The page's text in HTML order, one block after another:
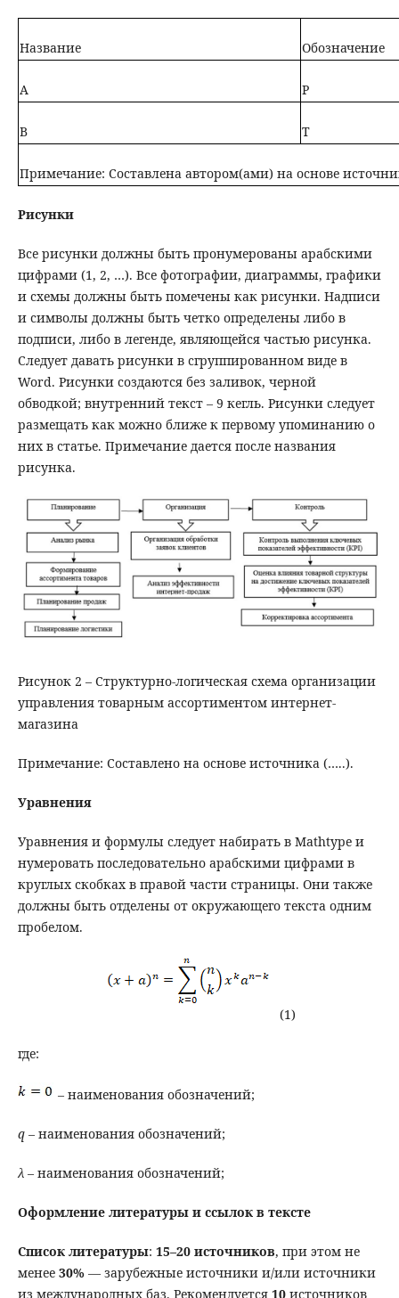
Название Обозначение
А P
В T
Примечание: Составлена автором(ами) на основе
Рисунки
Все рисунки должны быть пронумерованы арабскими
цифрами (1, 2, …). Все фотографии, диаграммы, графики
и схемы должны быть помечены как рисунки. Надписи
и символы должны быть четко определены либо в
подписи, либо в легенде, являющейся частью рисунка.
Следует давать рисунки в сгруппированном виде в
Word. Рисунки создаются без заливок, черной
обводкой; внутренний текст – 9 кегль. Рисунки следует
размещать как можно ближе к первому упоминанию о
них в статье. Примечание дается после названия
рисунка.
Рисунок 2 – Структурно-логическая схема организации
управления товарным ассортиментом интернет-
магазина
Примечание: Составлено на основе источника (…..).
Уравнения
Уравнения и формулы следует набирать в Mathtype и
нумеровать последовательно арабскими цифрами в
круглых скобках в правой части страницы. Они также
должны быть отделены от окружающего текста одним
пробелом.
(1)
где:
– наименования обозначений;
q– наименования обозначений;
λ– наименования обозначений;
Оформление литературы и ссылок в тексте
Список литературы: 15–20 источников, при этом не
менее 30%— зарубежные источники и/или источники
из международных баз. Рекомендуется 10 источников